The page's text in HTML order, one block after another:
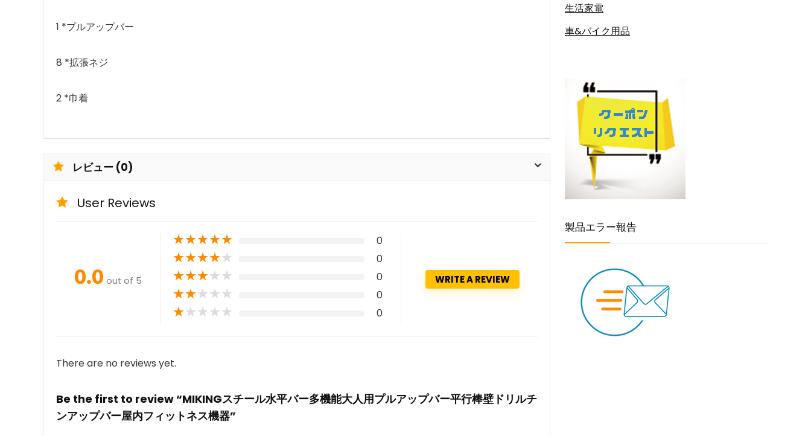
1 *プルアップバー
8 *拡張ネジ
2 *巾着
レビュー (0)
User Reviews
0.0 out of 5
★★★★★ 0
★★★★★ 0
★★★★★ 0
★★★★★ 0
★★★★★ 0
WRITE A REVIEW
There are no reviews yet.
Be the first to review “MIKINGスチール水平バー多機能大人用プルアップバー平行棒壁ドリルチ
ンアップバー屋内フィットネス機器”
生活家電
車&バイク用品
製品エラー報告